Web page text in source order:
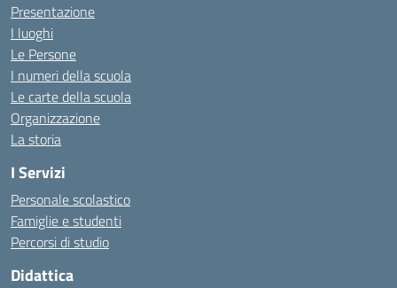
Presentazione
I luoghi
Le Persone
I numeri della scuola
Le carte della scuola
Organizzazione
La storia
I Servizi
Personale scolastico
Famiglie e studenti
Percorsi di studio
Didattica